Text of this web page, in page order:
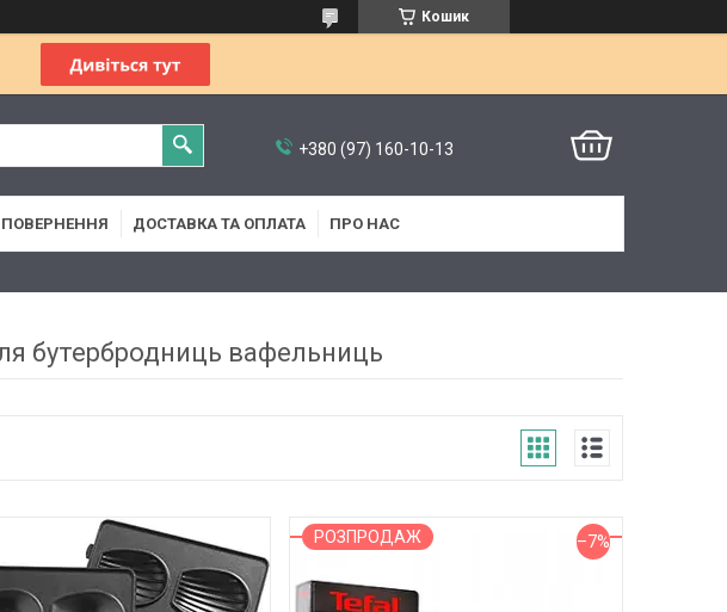
Кошик
+380 (97) 160-10-13
ПОВЕРНЕННЯ ДОСТАВКА ТА ОПЛАТА ПРО НАС
бутербродниць вафельниць
РОЗПРОДАЖ –7%